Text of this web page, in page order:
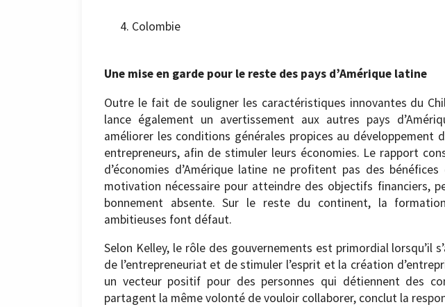
Colombie
Une mise en garde pour le reste des pays d’Amérique latine
Outre le fait de souligner les caractéristiques innovantes du
lance également un avertissement aux autres pays
améliorer les conditions générales propices au développement
entrepreneurs, afin de stimuler leurs économies. Le rapport
d’économies d’Amérique latine ne profitent pas des
motivation nécessaire pour atteindre des objectifs financiers,
bonnement absente. Sur le reste du continent, la
ambitieuses font défaut.
Selon Kelley, le rôle des gouvernements est primordial lorsqu’il
de l’entrepreneuriat et de stimuler l’esprit et la création
un vecteur positif pour des personnes qui détiennent des
partagent la même volonté de vouloir collaborer, conclut la